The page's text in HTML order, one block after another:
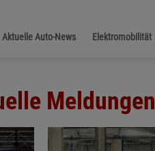
Aktuelle Auto-News Elektromobilität
Meldungen